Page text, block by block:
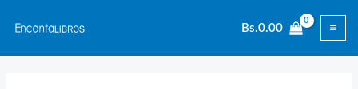
contenido
Bs.0.00